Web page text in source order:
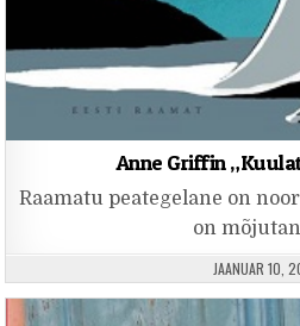
Anne Griffin
Raamatu peategelane on
on
PUBLISHED
JAANUAR 10,